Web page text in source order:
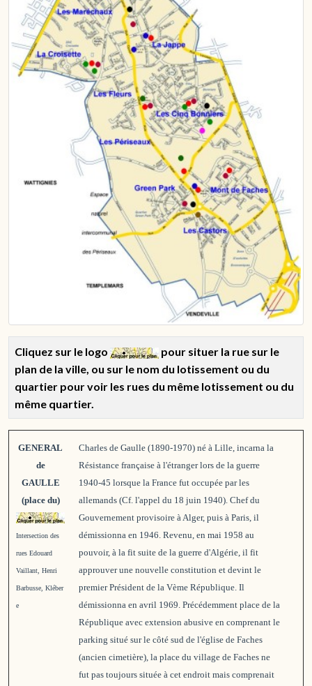
Cliquez sur le logo
pour situer la rue sur le
plan de la ville, ou sur le nom du lotissement ou du
quartier pour voir les rues du même lotissement ou du
même quartier.
GENERAL
de
GAULLE
(place du)
Intersection des
rues Edouard
Vaillant, Henri
Barbusse, Kléber
e
Charles de Gaulle (1890-1970) né à Lille, incarna la
Résistance française à l'étranger lors de la guerre
1940-45 lorsque la France fut occupée par les
allemands (Cf. l'appel du 18 juin 1940). Chef du
Gouvernement provisoire à Alger, puis à Paris, il
démissionna en 1946. Revenu, en mai 1958 au
pouvoir, à la fit suite de la guerre d'Algérie, il fit
approuver une nouvelle constitution et devint le
premier Président de la Vème République. Il
démissionna en avril 1969. Précédemment place de la
République avec extension abusive en comprenant le
parking situé sur le côté sud de l'église de Faches
(ancien cimetière), la place du village de Faches ne
fut pas toujours située à cet endroit mais comprenait